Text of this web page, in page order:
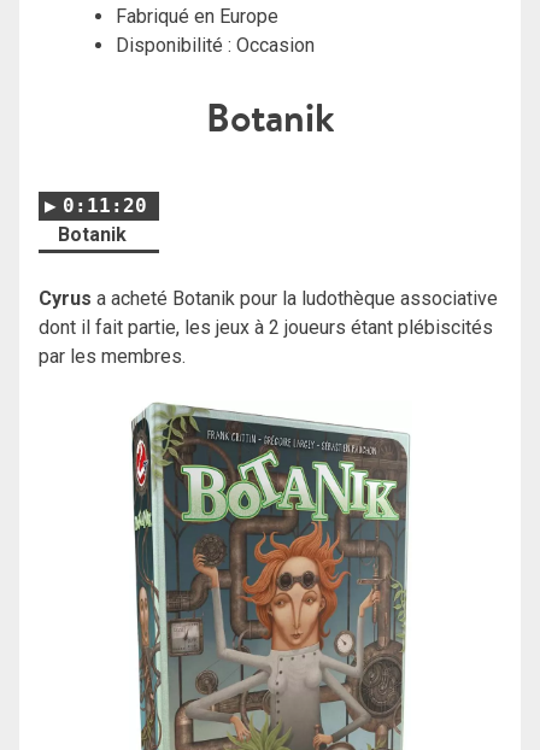
Fabriqué en Europe
Disponibilité : Occasion
Botanik
0:11:20
Botanik
Cyrus a acheté Botanik pour la ludothèque associative
dont il fait partie, les jeux à 2 joueurs étant plébiscités
par les membres.